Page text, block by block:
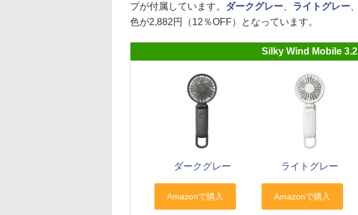
プが付属しています。 ダークグレー ライトグレー
色が2,882円（12％OFF）となっています。
Silky Wind Mobile 3.2
ダークグレー ライトグレー